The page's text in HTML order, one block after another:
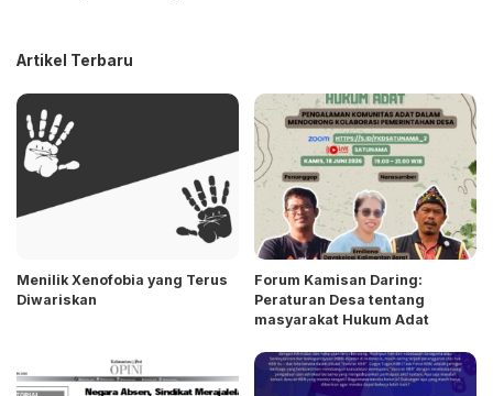
Artikel Terbaru
Menilik Xenofobia yang Terus
Diwariskan
Forum Kamisan Daring:
Peraturan Desa tentang
masyarakat Hukum Adat